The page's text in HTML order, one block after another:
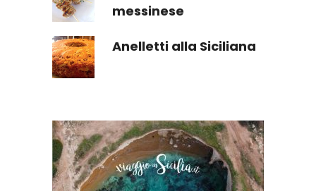
messinese
Anelletti alla Siciliana